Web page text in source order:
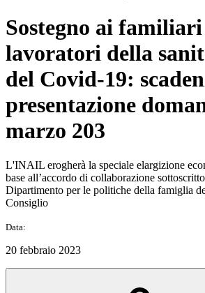
Sostegno ai
lavoratori della
del Covid-19:
presentazione
marzo 203
L'INAIL erogherà la speciale elargizione
base all’accordo di collaborazione
Dipartimento per le politiche della famiglia
Consiglio
Data:
20 febbraio 2023